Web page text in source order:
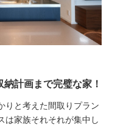
計画まで完璧な家！
りと考えた間取りプラン
は家族それそれが集中し